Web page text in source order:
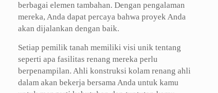
berbagai elemen tambahan. Dengan pengalaman
mereka, Anda dapat percaya bahwa proyek Anda
akan dijalankan dengan baik.
Setiap pemilik tanah memiliki visi unik tentang
seperti apa fasilitas renang mereka perlu
berpenampilan. Ahli konstruksi kolam renang ahli
dalam akan bekerja bersama Anda untuk kamu